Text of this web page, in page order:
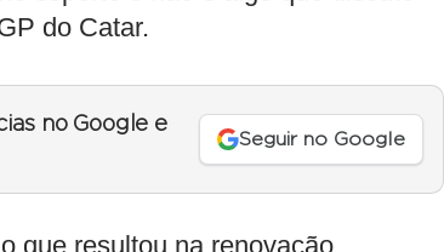
do Catar.
no Google e
Seguir no Google
que resultou na renovação